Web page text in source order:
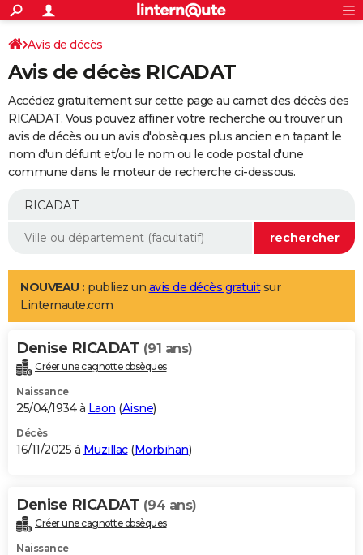
ACTUALITÉS
Politique
Société
Faits Divers
Education
Monde
Villes
+
SPORT
Coupe du monde 2026
Football
Tennis
Cyclisme
Rugby
Forum
Programme TV
TNT
Streaming
Cinéma
Sorties cinéma
Musique
+
FINANCE
Retraite
Epargne
Immobilier
Risques naturels par ville
Banque
Assurance
AUTO
Essais
Réserver un essai
Citadines
Berlines
SUV
Forum auto
+
Mobiles
Meilleur smartphone
Internet
Ordinateurs
Jeux vidéo
Guide high-tech
Aménagement intérieur
LIFESTYLE
Art de vivre
Bien-être
Loisirs
Mode
Modes de vie
Alimentation
Guide de la santé
Maladies
Médicaments
Sommeil
VOYAGE
Destinations
City break
Voyage nature
Voyage de noces
Forum
Climat
+PHOTO
GUIDES D'ACHAT
BONS PLANS
Carte de Noël
Carte Bonne année
Carte Saint-Valentin
Carte Pâques
Carte d'anniversaire
DICTIONNAIRE
Dictionnaire
Biographies
Citations
Expressions
Proverbes
PROGRAMME TV
Avis de décès
Avis de décès RICADAT
Accédez gratuitement sur cette page au carnet des décès des
RICADAT. Vous pouvez affiner votre recherche ou trouver un
avis de décès ou un avis d'obsèques plus ancien en tapant le
nom d'un défunt et/ou le nom ou le code postal d'une
commune dans le moteur de recherche ci-dessous.
NOUVEAU : publiez un avis de décès gratuitsur
Linternaute.com
Denise RICADAT (91 ans)
Créer une cagnotte obsèques
Naissance
25/04/1934 à Laon (Aisne)
Décès
16/11/2025 à Muzillac(Morbihan)
Denise RICADAT (94 ans)
Créer une cagnotte obsèques
Naissance